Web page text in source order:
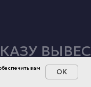
вам
OK